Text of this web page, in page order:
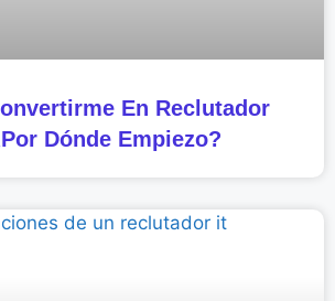
En Reclutador
Dónde Empiezo?